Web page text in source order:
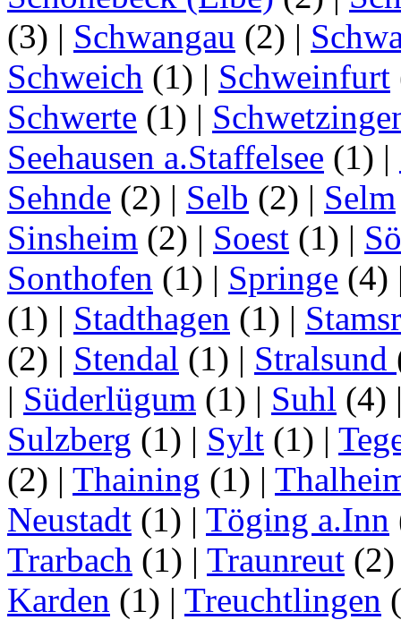
(3) | Schwangau (2) |
Schweich (1) | Schweinfurt
Schwerte (1) |
Seehausen a.Staffelsee (1) |
Sehnde (2) | Selb (2) | Selm
Sinsheim (2) | Soest (1) |
Sonthofen (1) | Springe (4)
(1) | Stadthagen (1) |
(2) | Stendal (1) | Stralsund
| Süderlügum (1) | Suhl (4)
Sulzberg (1) | Sylt (1) |
(2) | Thaining (1) |
Neustadt (1) | Töging a.Inn
Trarbach (1) | Traunreut
Karden (1) | Treuchtlingen